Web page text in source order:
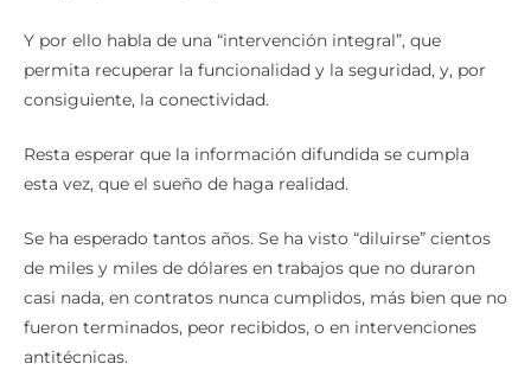
Y por ello habla de una “intervención integral”, que
permita recuperar la funcionalidad y la seguridad, y, por
consiguiente, la conectividad.
Resta esperar que la información difundida se cumpla
esta vez, que el sueño de haga realidad.
Se ha esperado tantos años. Se ha visto “diluirse” cientos
de miles y miles de dólares en trabajos que no duraron
casi nada, en contratos nunca cumplidos, más bien que no
fueron terminados, peor recibidos, o en intervenciones
antitécnicas.